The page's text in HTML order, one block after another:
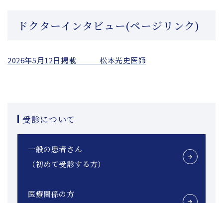
ドクターインタビュー(ページリンク)
2026年5月12日掲載 松本光史医師
受診について
一般の患者さん
（初めて受診する方）
医療関係の方